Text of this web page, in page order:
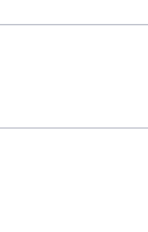
en à